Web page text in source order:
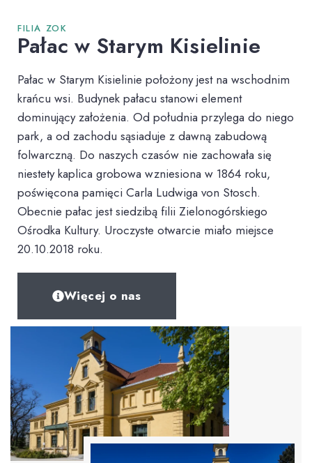
FILIA ZOK
Pałac w Starym Kisielinie
Pałac w Starym Kisielinie położony jest na wschodnim
krańcu wsi. Budynek pałacu stano­wi element
dominujący założenia. Od południa przylega do niego
park, a od zachodu są­siaduje z dawną zabudową
folwarczną. Do naszych czasów nie zachowała się
niestety ka­plica grobowa wzniesiona w 1864 roku,
poświęcona pamięci Carla Ludwiga von Stosch.
Obecnie pałac jest siedzibą filii Zielonogórskiego
Ośrodka Kultury. Uroczyste otwarcie miało miejsce
20.10.2018 roku.
Więcej o nas